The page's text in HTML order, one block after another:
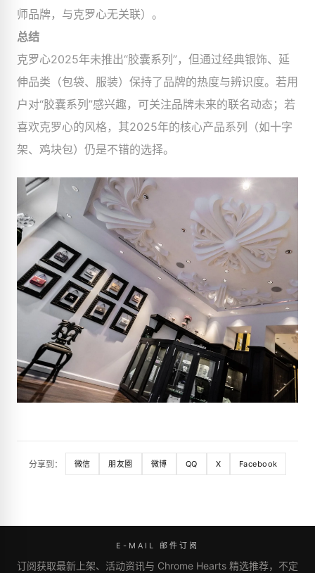
师品牌，与克罗心无关联）。
总结
克罗心2025年未推出“胶囊系列”，但通过经典银饰、延
伸品类（包袋、服装）保持了品牌的热度与辨识度。若用
户对“胶囊系列”感兴趣，可关注品牌未来的联名动态；若
喜欢克罗心的风格，其2025年的核心产品系列（如十字
架、鸡块包）仍是不错的选择。
分享到： 微信 朋友圈 微博 QQ X Facebook
E-MAIL 邮件订阅
订阅获取最新上架、活动资讯与 Chrome Hearts 精选推荐，不定